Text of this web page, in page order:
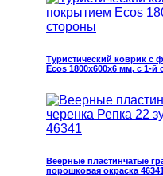
Туристический коврик с
Ecos 1800x600x6 мм, с 1-й
Веерные пластинчатые
порошковая окраска